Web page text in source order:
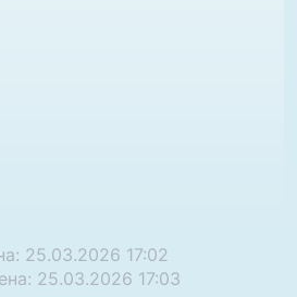
25.03.2026 17:02
25.03.2026 17:03